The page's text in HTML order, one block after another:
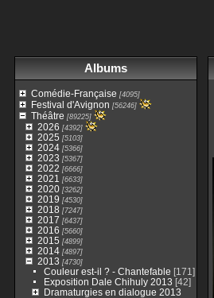
Albums
Comédie-Française [4095]
Festival d'Avignon [56246]
Théâtre [89225]
2026 [4392]
2025 [5103]
2024[5366]
2023 [5367]
2022 [6666]
2021 [6633]
2020[3262]
2019 [4530]
2018 [7247]
2017 [6437]
2016 [5660]
2015 [4899]
2014[4897]
2013 [4730]
Couleur est-il ? - Chantefable [171]
Exposition Dale Chihuly 2013 [42]
Dramaturgies en dialogue 2013